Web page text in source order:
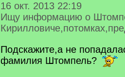
16 окт. 2013 22:19
Ищу информацию о
Подскажите,а не
фамилия Штомпель?